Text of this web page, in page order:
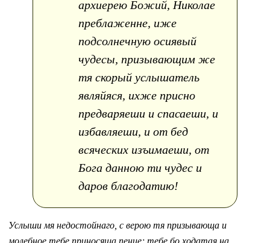
архиерею Божий, Николае
преблаженне, иже
подсолнечную осиявый
чудесы, призывающим же
тя скорый услышатель
являйяся, ихже присно
предваряеши и спасаеши, и
избавляеши, и от бед
всяческих изъимаеши, от
Бога данною ти чудес и
даров благодатию!
Услыши мя недостойнаго, с верою тя призывающа и
молебное тебе приносяща пение; тебе бо ходатая на